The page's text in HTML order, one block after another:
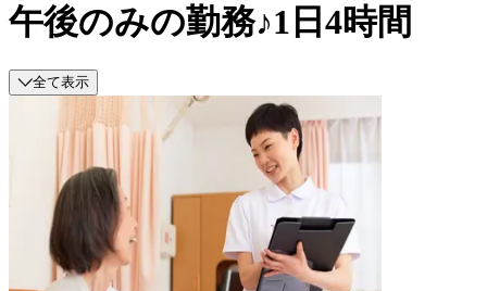
午後のみの勤務♪1日4時間
全て表示